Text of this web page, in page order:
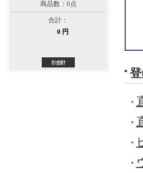
商品数：0点
合計：
0 円